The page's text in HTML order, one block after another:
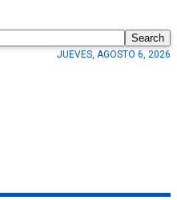
Search
JUEVES, AGOSTO 6, 2026